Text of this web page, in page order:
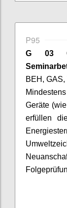
P95
G 03
BEH,
Geräte
erfüllen